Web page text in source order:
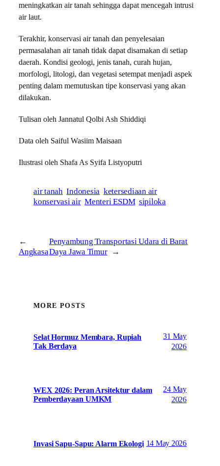
meningkatkan air tanah sehingga dapat mencegah intrusi
air laut.
Terakhir, konservasi air tanah dan penyelesaian
permasalahan air tanah tidak dapat disamakan di setiap
daerah. Kondisi geologi, jenis tanah, curah hujan,
morfologi, litologi, dan vegetasi setempat menjadi aspek
penting dalam memutuskan tipe konservasi yang akan
dilakukan.
Tulisan oleh Jannatul Qolbi Ash Shiddiqi
Data oleh Saiful Wasiim Maisaan
Ilustrasi oleh Shafa As Syifa Listyoputri
air tanah Indonesia ketersediaan air
konservasi air Menteri ESDM sipiloka
←
Angkasa
Penyambung Transportasi Udara di Barat
Daya Jawa Timur
→
MORE POSTS
Selat Hormuz Membara, Rupiah
Tak Berdaya
31 May
2026
WEX 2026: Peran Arsitektur dalam
Pemberdayaan UMKM
24 May
2026
Invasi Sapu-Sapu: Alarm Ekologi 14 May 2026